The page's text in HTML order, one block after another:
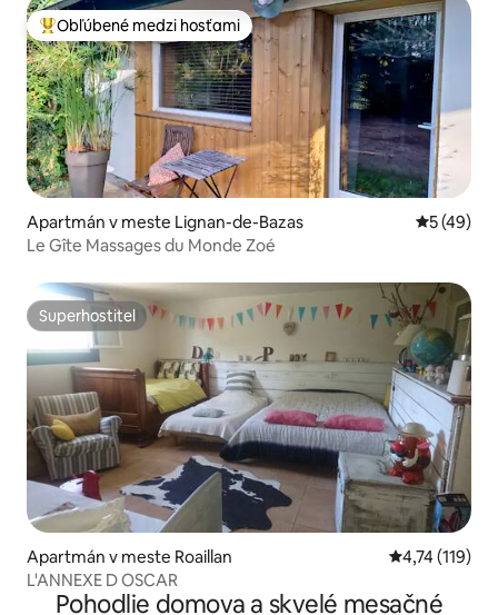
Najobľúbenejšie medzi hosťami
Obľúbené medzi hosťami
Apartmán v meste Lignan-de-Bazas
5 (49)
Le Gîte Massages du Monde Zoé
Superhostiteľ
Superhostiteľ
Apartmán v meste Roaillan Priemerné
4,74 (119)
L'ANNEXE D OSCAR
Pohodlie domova a skvelé mesačné